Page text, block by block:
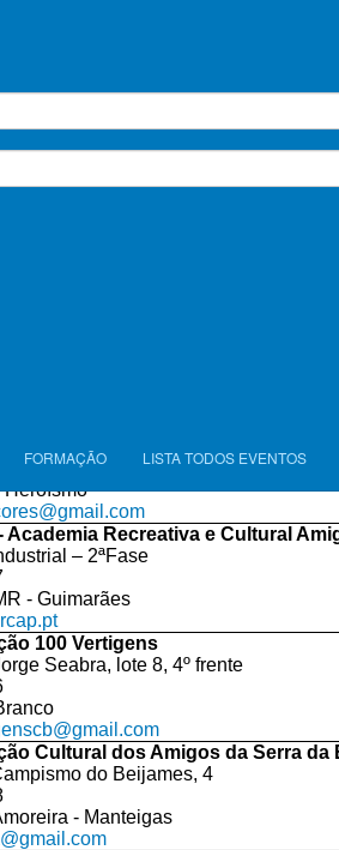
FORMAÇÃO LISTA TODOS EVENTOS
Mota- Apartado 118
Desportiva de
Associação Regional dos Açores
Heroísmo
Academia Recreativa e Cultural
– 2ªFase
- Guimarães
100 Vertigens
Seabra, lote 8, 4º frente
Cultural dos Amigos da Serra da
do Beijames, 4
- Manteigas